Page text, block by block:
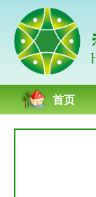
首页